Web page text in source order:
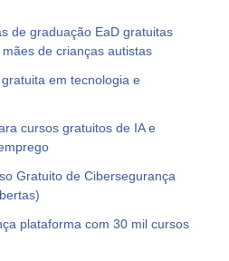
de graduação EaD gratuitas
de crianças autistas
em tecnologia e
cursos gratuitos de IA e
Gratuito de Cibersegurança
plataforma com 30 mil cursos